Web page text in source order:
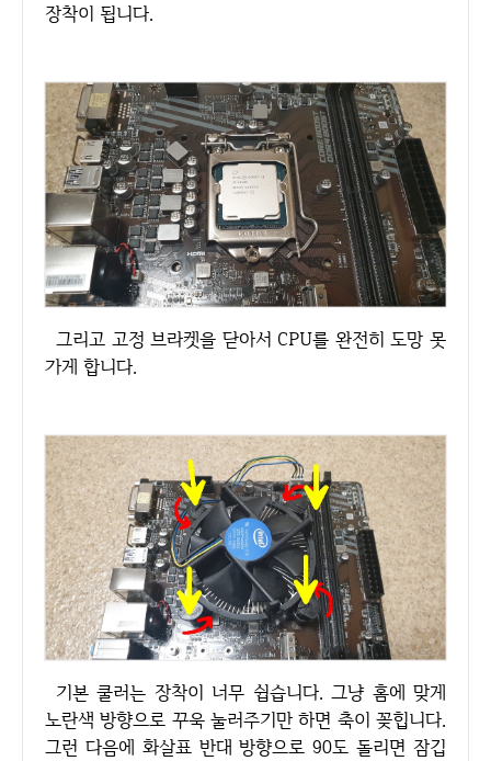
장착이 됩니다.
그리고 고정 브라켓을 닫아서 CPU를 완전히 도망 못
가게 합니다.
기본 쿨러는 장착이 너무 쉽습니다. 그냥 홈에 맞게
노란색 방향으로 꾸욱 눌러주기만 하면 축이 꽂힙니다.
그런 다음에 화살표 반대 방향으로 90도 돌리면 잠깁